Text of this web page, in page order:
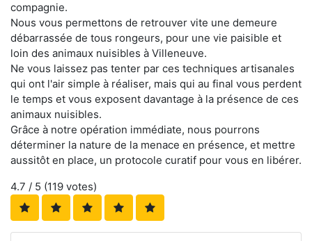
compagnie.
Nous vous permettons de retrouver vite une demeure
débarrassée de tous rongeurs, pour une vie paisible et
loin des animaux nuisibles à Villeneuve.
Ne vous laissez pas tenter par ces techniques artisanales
qui ont l'air simple à réaliser, mais qui au final vous perdent
le temps et vous exposent davantage à la présence de ces
animaux nuisibles.
Grâce à notre opération immédiate, nous pourrons
déterminer la nature de la menace en présence, et mettre
aussitôt en place, un protocole curatif pour vous en libérer.
4.7 / 5 (119 votes)